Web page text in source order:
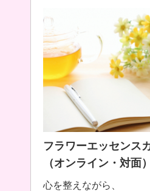
フラワーエッセンス
（オンライン・対面）
心を整えながら、